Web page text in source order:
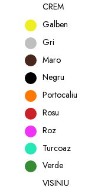
CREM
Galben
Gri
Maro
Negru
Portocaliu
Rosu
Roz
Turcoaz
Verde
VISINIU